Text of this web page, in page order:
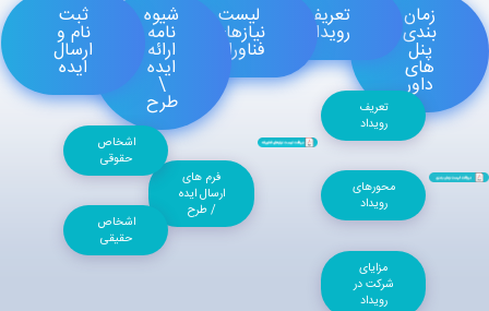
زمان
بندی
پنل
های
داور
تعریف
رویداد
تعریف
رویداد
محورهای
رویداد
مزایای
شرکت در
رویداد
لیست
نیازهای
فناورانه
شیوه
نامه
ارائه
ایده
\
طرح
فرم های
ارسال ایده
/ طرح
ثبت
نام و
ارسال
ایده
اشخاص
حقوقی
اشخاص
حقیقی